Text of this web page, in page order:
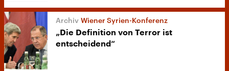
Wiener Syrien-Konferenz
„Die Definition von Terror ist
entscheidend“